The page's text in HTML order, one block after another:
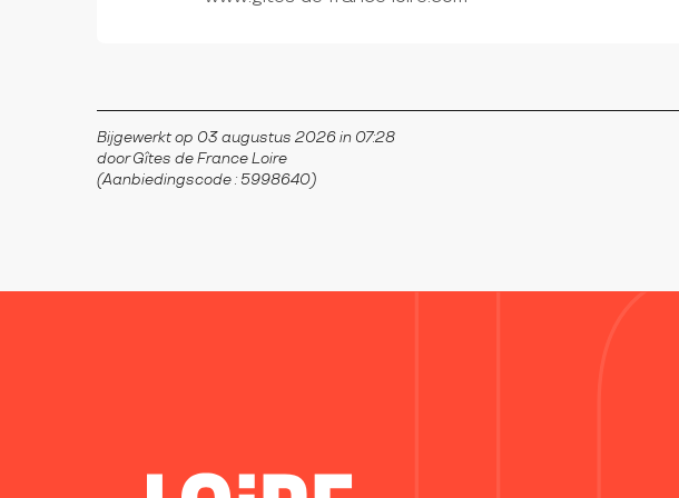
Bijgewerkt op 03 augustus 2026 in 07:28
door Gîtes de France Loire
(Aanbiedingscode : 5998640)